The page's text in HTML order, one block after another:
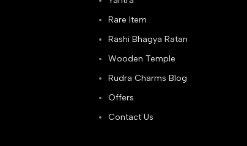
Rare Item
Rashi Bhagya Ratan
Wooden Temple
Rudra Charms Blog
Offers
Contact Us